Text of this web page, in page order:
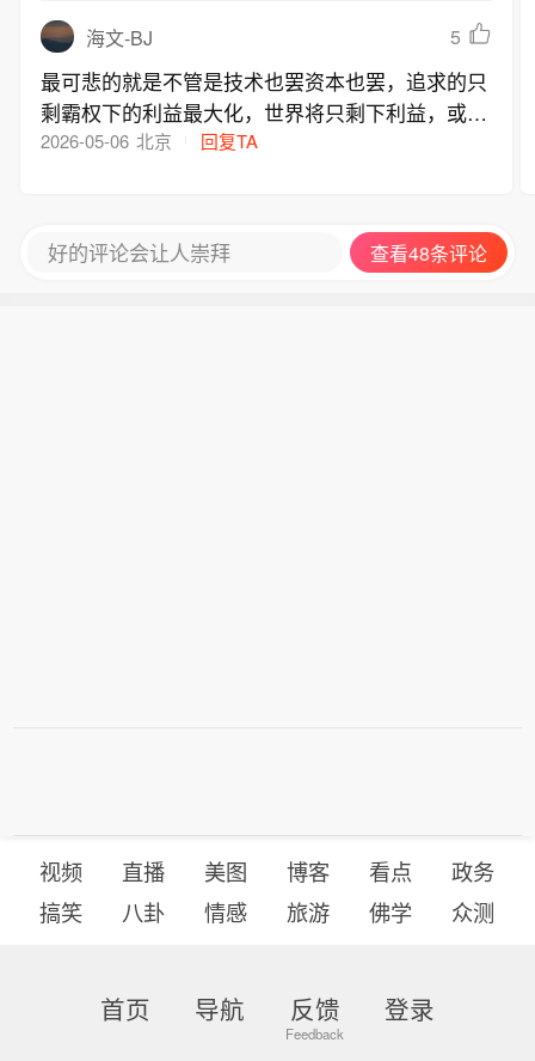
海文-BJ 5
最可悲的就是不管是技术也罢资本也罢，追求的只
剩霸权下的利益最大化，世界将只剩下利益，或应
被称为个体或少数群体的私利。本已过度私利化的
2026-05-06 北京 回复TA
好的评论会让人崇拜 查看48条评论
视频 直播 美图 博客 看点
政务
搞笑
八卦 情感 旅游 佛学 众测
首页 导航 反馈 登录